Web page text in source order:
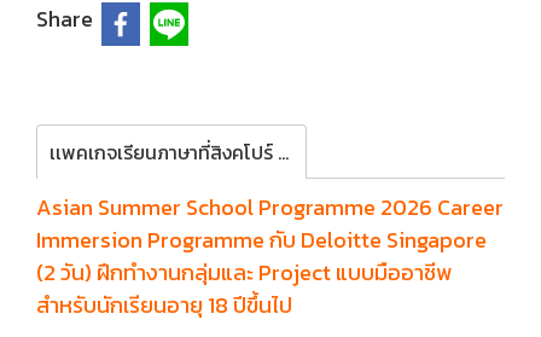
Share
เเพคเกจเรียนภาษาที่สิงคโปร์ 4 สัปดาห์ MDIS อายุ 12 ปีขึ้นไป
Asian Summer School Programme 2026 Career
Immersion Programme กับ Deloitte Singapore
(2 วัน) ฝึกทำงานกลุ่มและ Project แบบมืออาชีพ
สำหรับนักเรียนอายุ 18 ปีขึ้นไป